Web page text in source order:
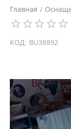
Главная /
КОД: BU38892